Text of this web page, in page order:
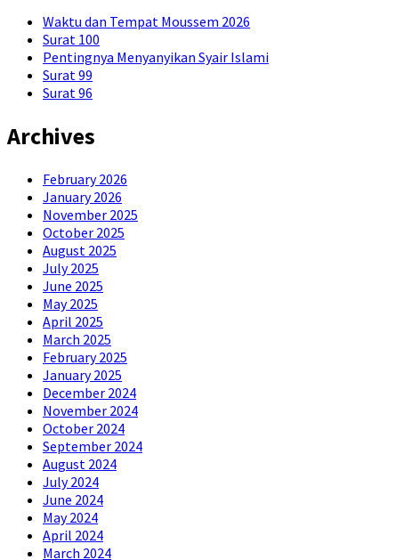
Waktu dan Tempat Moussem 2026
Surat 100
Pentingnya Menyanyikan Syair Islami
Surat 99
Surat 96
Archives
February 2026
January 2026
November 2025
October 2025
August 2025
July 2025
June 2025
May 2025
April 2025
March 2025
February 2025
January 2025
December 2024
November 2024
October 2024
September 2024
August 2024
July 2024
June 2024
May 2024
April 2024
March 2024